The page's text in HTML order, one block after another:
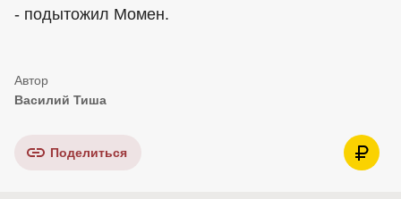
- подытожил Момен.
Василий Тиша
Поделиться